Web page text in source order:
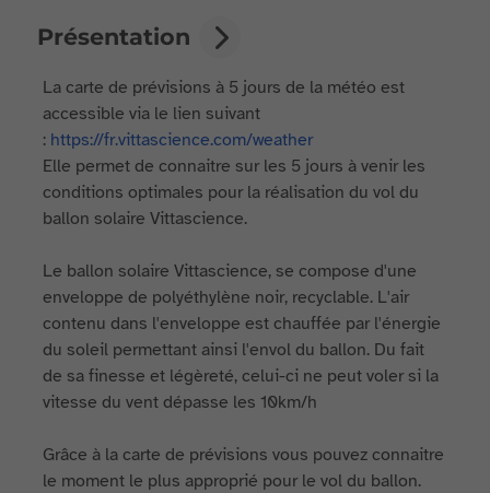
Présentation
La carte de prévisions à 5 jours de la météo est
accessible via le lien suivant
: https://fr.vittascience.com/weather
Elle permet de connaitre sur les 5 jours à venir les
conditions optimales pour la réalisation du vol du
ballon solaire Vittascience.
Le ballon solaire Vittascience, se compose d'une
enveloppe de polyéthylène noir, recyclable. L'air
contenu dans l'enveloppe est chauffée par l'énergie
du soleil permettant ainsi l'envol du ballon. Du fait
de sa finesse et légèreté, celui-ci ne peut voler si la
vitesse du vent dépasse les 10km/h
Grâce à la carte de prévisions vous pouvez connaitre
le moment le plus approprié pour le vol du ballon.